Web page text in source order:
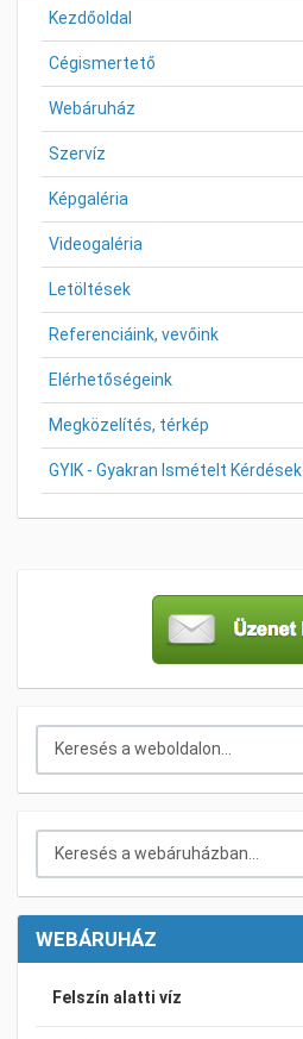
Kezdőoldal
Cégismertető
Webáruház
Szervíz
Képgaléria
Videogaléria
Letöltések
Referenciáink, vevőink
Elérhetőségeink
Megközelítés, térkép
GYIK - Gyakran Ismételt Kérdések
Keresés a webáruházban...
WEBÁRUHÁZ
Felszín alatti víz